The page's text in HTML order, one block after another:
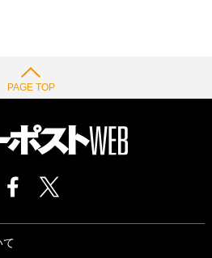
PAGE TOP
て